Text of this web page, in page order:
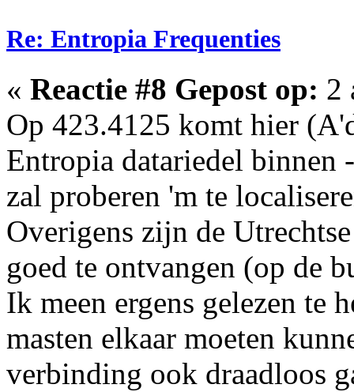
Re: Entropia Frequenties
« Reactie #8 Gepost op: 2
Op 423.4125 komt hier
Entropia datariedel
zal proberen 'm te
Overigens zijn de
goed te ontvangen (op de
Ik meen ergens gelezen te
masten elkaar moeten
verbinding ook draadloos